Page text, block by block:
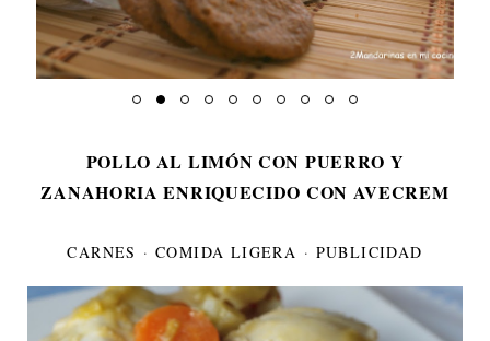
POLLO AL LIMÓN CON PUERRO Y
ZANAHORIA ENRIQUECIDO CON AVECREM
CARNES ·COMIDA LIGERA · PUBLICIDAD